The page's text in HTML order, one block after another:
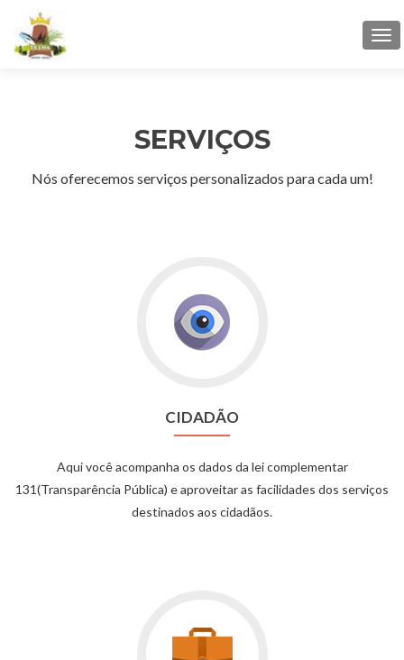
SERVIÇOS
Nós oferecemos serviços personalizados para cada um!
CIDADÃO
Aqui você acompanha os dados da lei complementar
131(Transparência Pública) e aproveitar as facilidades dos serviços
destinados aos cidadãos.